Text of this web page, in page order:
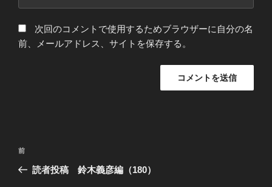
次回のコメントで使用するためブラウザーに自分の名
前、メールアドレス、サイトを保存する。
投
過
去
前
読者投稿 鈴木義彦編（180）